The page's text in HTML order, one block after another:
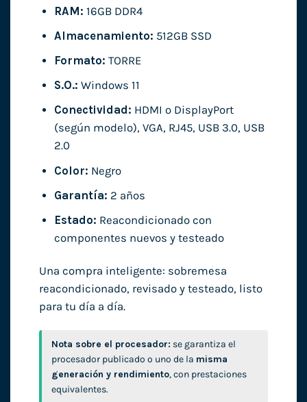
RAM: 16GB DDR4
Almacenamiento: 512GB SSD
Formato: TORRE
S.O.: Windows 11
Conectividad: HDMI o DisplayPort
(según modelo), VGA, RJ45, USB 3.0, USB
2.0
Color: Negro
Garantía: 2 años
Estado: Reacondicionado con
componentes nuevos y testeado
Una compra inteligente: sobremesa
reacondicionado, revisado y testeado, listo
para tu día a día.
Nota sobre el procesador: se garantiza el
procesador publicado o uno de la misma
generación y rendimiento, con prestaciones
equivalentes.